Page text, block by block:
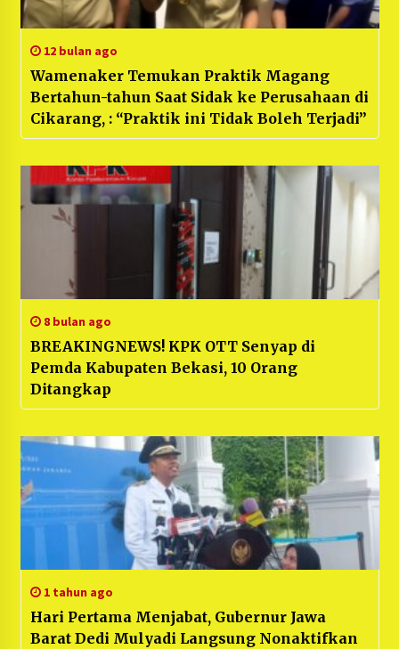
12 bulan ago
Wamenaker Temukan Praktik Magang
Bertahun-tahun Saat Sidak ke Perusahaan di
Cikarang, : “Praktik ini Tidak Boleh Terjadi”
8 bulan ago
BREAKINGNEWS! KPK OTT Senyap di
Pemda Kabupaten Bekasi, 10 Orang
Ditangkap
1 tahun ago
Hari Pertama Menjabat, Gubernur Jawa
Barat Dedi Mulyadi Langsung Nonaktifkan